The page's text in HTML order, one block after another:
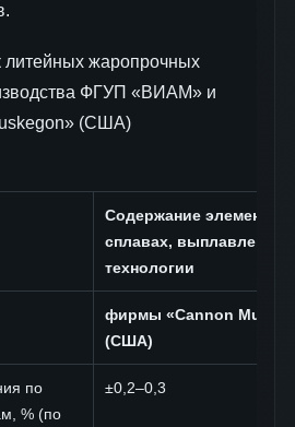
литейных жаропрочных
ФГУП «ВИАМ» и
(США)
Содержание элементов
сплавах,
технологии
фирмы «Cannon
(США)
по
% (по
±0,2–0,3